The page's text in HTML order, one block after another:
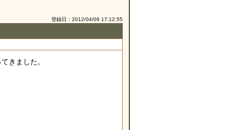
登録日：2012/04/09 17:12:55
きました。